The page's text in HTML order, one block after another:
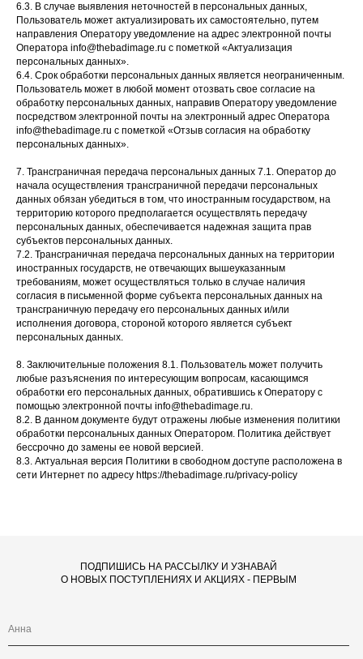
6.3. В случае выявления неточностей в персональных данных,
Пользователь может актуализировать их самостоятельно, путем
направления Оператору уведомление на адрес электронной почты
Оператора info@thebadimage.ru с пометкой «Актуализация
персональных данных».
6.4. Срок обработки персональных данных является неограниченным.
Пользователь может в любой момент отозвать свое согласие на
обработку персональных данных, направив Оператору уведомление
посредством электронной почты на электронный адрес Оператора
info@thebadimage.ru с пометкой «Отзыв согласия на обработку
персональных данных».
7. Трансграничная передача персональных данных 7.1. Оператор до
начала осуществления трансграничной передачи персональных
данных обязан убедиться в том, что иностранным государством, на
территорию которого предполагается осуществлять передачу
персональных данных, обеспечивается надежная защита прав
субъектов персональных данных.
7.2. Трансграничная передача персональных данных на территории
иностранных государств, не отвечающих вышеуказанным
требованиям, может осуществляться только в случае наличия
согласия в письменной форме субъекта персональных данных на
трансграничную передачу его персональных данных и/или
исполнения договора, стороной которого является субъект
персональных данных.
8. Заключительные положения 8.1. Пользователь может получить
любые разъяснения по интересующим вопросам, касающимся
обработки его персональных данных, обратившись к Оператору с
помощью электронной почты info@thebadimage.ru.
8.2. В данном документе будут отражены любые изменения политики
обработки персональных данных Оператором. Политика действует
бессрочно до замены ее новой версией.
8.3. Актуальная версия Политики в свободном доступе расположена в
сети Интернет по адресу https://thebadimage.ru/privacy-policy
ПОДПИШИСЬ НА РАССЫЛКУ И УЗНАВАЙ
О НОВЫХ ПОСТУПЛЕНИЯХ И АКЦИЯХ - ПЕРВЫМ